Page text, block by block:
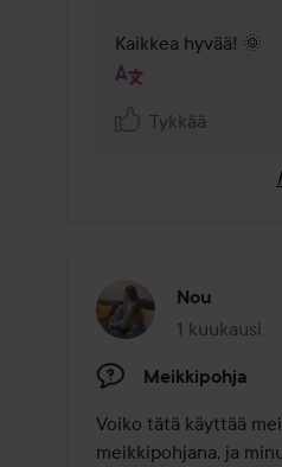
Kaikkea hyvää! 🌞
Tykkää
Nou
1 kuukausi
Viesti luotiin
Meikkipohja
Voiko tätä käyttää
meikkipohjana, ja